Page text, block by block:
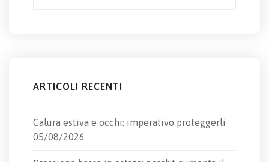
ARTICOLI RECENTI
Calura estiva e occhi: imperativo proteggerli
05/08/2026